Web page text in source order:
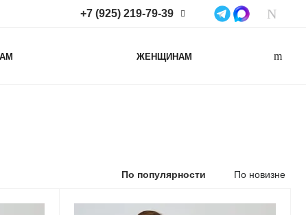
+7 (925) 219-79-39
Нижегородская область,
ЖЕНЩИНАМ
По популярности По новизне